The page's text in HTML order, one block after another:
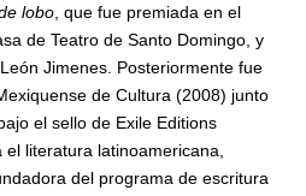
lobo, que fue premiada en el
de Teatro de Santo Domingo, y
Jimenes. Posteriormente fue
de Cultura (2008) junto
el sello de Exile Editions
literatura latinoamericana,
del programa de escritura